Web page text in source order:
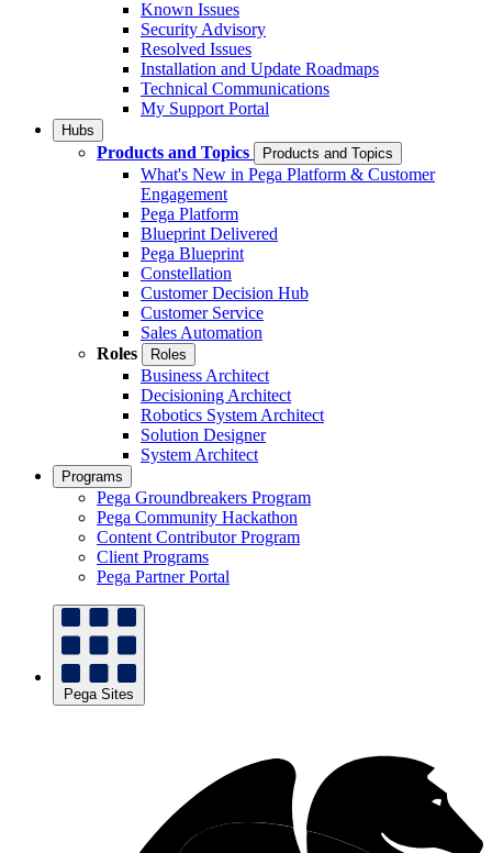
Known Issues
Security Advisory
Resolved Issues
Installation and Update Roadmaps
Technical Communications
My Support Portal
Hubs
Products and Topics Products and Topics
What's New in Pega Platform & Customer
Engagement
Pega Platform
Blueprint Delivered
Pega Blueprint
Constellation
Customer Decision Hub
Customer Service
Sales Automation
Roles
Roles
Business Architect
Decisioning Architect
Robotics System Architect
Solution Designer
System Architect
Programs
Pega Groundbreakers Program
Pega Community Hackathon
Content Contributor Program
Client Programs
Pega Partner Portal
Pega Sites